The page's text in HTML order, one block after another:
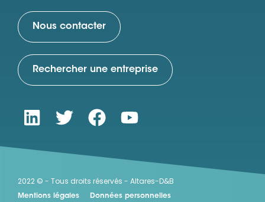
Nous contacter
Rechercher une entreprise
2022 © - Tous droits réservés - Altares-D&B
Mentions légales Données personnelles